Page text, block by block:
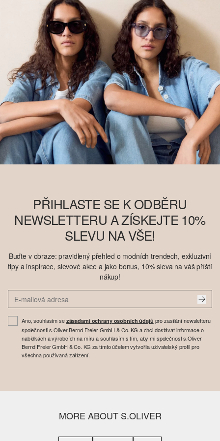
PŘIHLASTE SE K ODBĚRU
NEWSLETTERU A ZÍSKEJTE 10%
SLEVU NA VŠE!
Buďte v obraze: pravidlený přehled o modních trendech, exkluzivní
tipy a inspirace, slevové akce a jako bonus, 10% sleva na váš příští
nákup!
Ano, souhlasím se zásadami ochrany osobních údajů pro zasílání newsletteru
společnosti s.Oliver Bernd Freier GmbH & Co. KG a chci dostávat informace o
nabídkách a výrobcích na míru a souhlasím s tím, aby mi společnost s.Oliver
Bernd Freier GmbH & Co. KG za tímto účelem vytvořila uživatelský profil pro
všechna používaná zařízení.
MORE ABOUT S.OLIVER